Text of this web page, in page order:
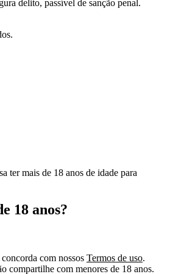
delito, passível de sanção penal.
ter mais de 18 anos de idade para
18 anos?
com nossos Termos de uso.
compartilhe com menores de 18 anos.